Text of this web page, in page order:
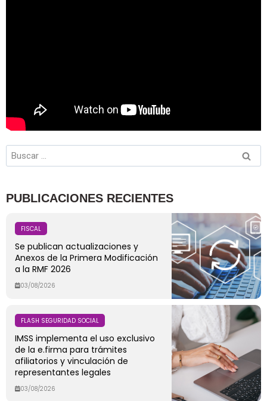
PUBLICACIONES RECIENTES
FISCAL
Se publican actualizaciones y
Anexos de la Primera Modificación
a la RMF 2026
03/08/2026
FLASH SEGURIDAD SOCIAL
IMSS implementa el uso exclusivo
de la e.firma para trámites
afiliatorios y vinculación de
representantes legales
03/08/2026